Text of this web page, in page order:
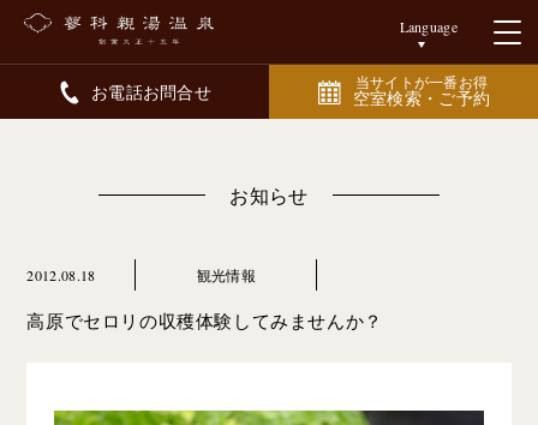
Language
お電話お問合せ 当サイトが一番お得
空室検索・ご予約
お知らせ
2012.08.18 観光情報
高原でセロリの収穫体験してみませんか？